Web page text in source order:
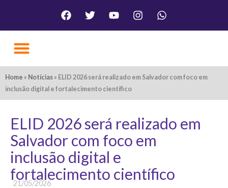
o
Facebook
TwitterYoutubeInstagramWhatsapp
Home » Notícias » ELID 2026 será realizado em Salvador com foco em
inclusão digital e fortalecimento científico
ELID 2026 será realizado em
Salvador com foco em
inclusão digital e
fortalecimento científico
21/05/2026